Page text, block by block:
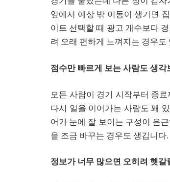
앞에서 예상 밖 이동이 생기면
이트 선택할 때 광고 개수보다
려 오래 편하게 느껴지는 경우도
점수만 빠르게 보는 사람도 생각
모든 사람이 경기 시작부터 종
다시 일을 이어가는 사람도 꽤
어가 눈에 잘 보이는 구성이 은
을 조금 바꾸는 경우도 생깁니다.
정보가 너무 많으면 오히려 헷갈